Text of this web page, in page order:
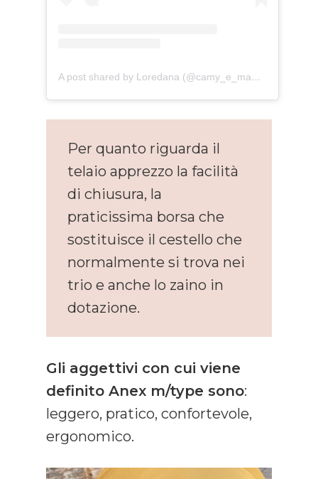
A post shared by Loredana (@camy_e_mamy)
Per quanto riguarda il
telaio apprezzo la facilità
di chiusura, la
praticissima borsa che
sostituisce il cestello che
normalmente si trova nei
trio e anche lo zaino in
dotazione.
Gli aggettivi con cui viene
definito Anex m/type sono:
leggero, pratico, confortevole,
ergonomico.